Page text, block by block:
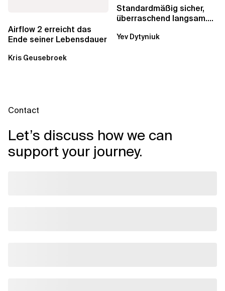
Airflow 2 erreicht das
Ende seiner Lebensdauer
Kris Geusebroek
Standardmäßig sicher,
überraschend langsam.
über die RDS...
Yev Dytyniuk
Contact
Let’s discuss how we can
support your journey.